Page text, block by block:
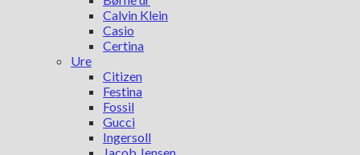
Calvin Klein
Casio
Certina
Ure
Citizen
Festina
Fossil
Gucci
Ingersoll